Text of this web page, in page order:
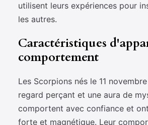
utilisent leurs expériences pour
les autres.
Caractéristiques
comportement
Les Scorpions nés le 11
regard perçant et une aura de
comportent avec confiance et
forte et magnétique. Leur